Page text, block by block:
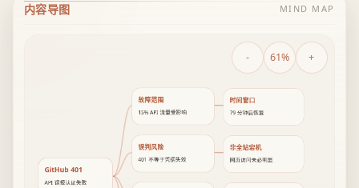
内容导图 MIND MAP
- 61% +
GitHub 401
API 误报认证失败
故障范围
15% API 流量受影响
时间窗口
79 分钟后恢复
误判风险
401 不等于凭据失效
非全站宕机
网页访问未必明显